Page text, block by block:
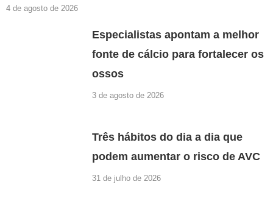
4 de agosto de 2026
Especialistas apontam a melhor
fonte de cálcio para fortalecer os
ossos
3 de agosto de 2026
Três hábitos do dia a dia que
podem aumentar o risco de AVC
31 de julho de 2026